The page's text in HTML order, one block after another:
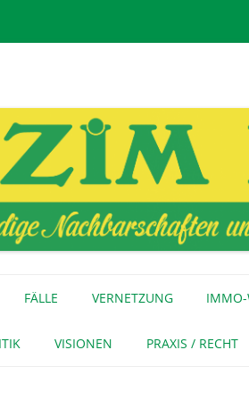
Inhalt
MEDIENECHO
FÄLLE
GEWERBE
VERNETZUNG IMMO-
VISIONEN PRAXIS / RECHT